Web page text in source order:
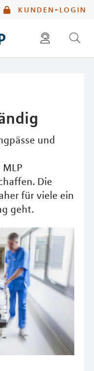
kunden-login
und
Die
für viele ein
geht.